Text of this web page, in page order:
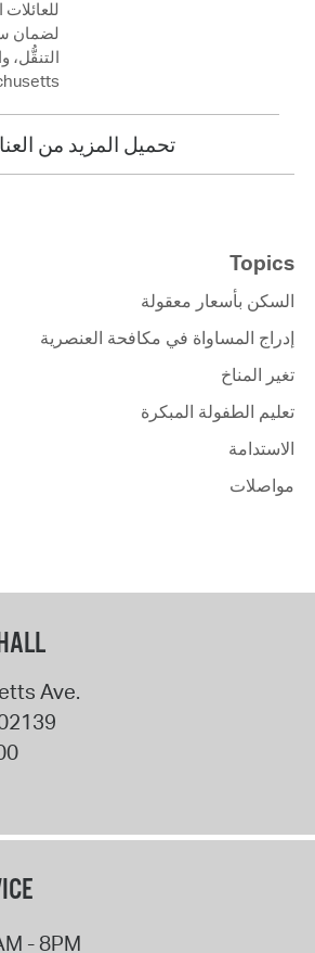
لضمان
التنقُّل،
تحميل المزيد من
Topics
السكن بأسعار معقولة
إدراج المساواة في مكافحة العنصرية
تغير المناخ
تعليم الطفولة المبكرة
الاستدامة
مواصلات
Ave.
- 8PM